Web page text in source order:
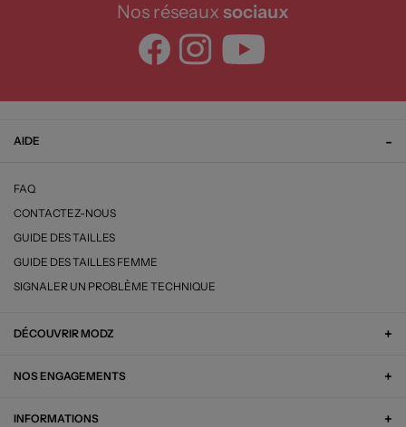
Nos réseaux sociaux
AIDE
FAQ
CONTACTEZ-NOUS
GUIDE DES TAILLES
GUIDE DES TAILLES FEMME
SIGNALER UN PROBLÈME TECHNIQUE
DÉCOUVRIR MODZ
NOS ENGAGEMENTS
INFORMATIONS